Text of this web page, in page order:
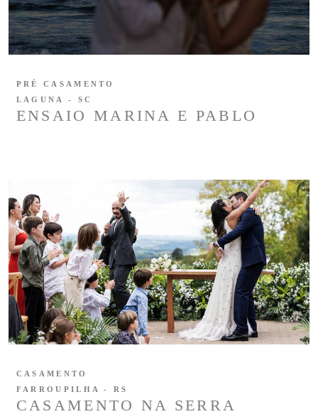
ENSAIO MARINA E PABLO
PRÉ CASAMENTO
LAGUNA - SC
CASAMENTO NA SERRA
CASAMENTO
FARROUPILHA - RS